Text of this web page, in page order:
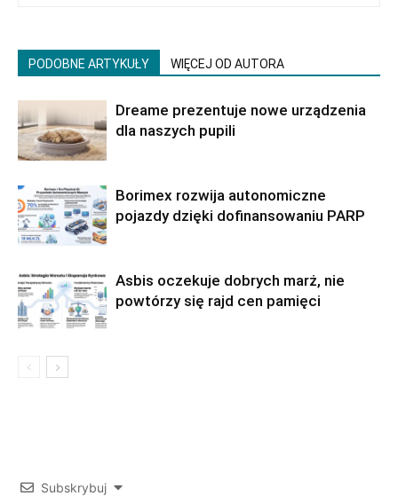
PODOBNE ARTYKUŁY WIĘCEJ OD AUTORA
Dreame prezentuje nowe urządzenia
dla naszych pupili
Borimex rozwija autonomiczne
pojazdy dzięki dofinansowaniu PARP
Asbis oczekuje dobrych marż, nie
powtórzy się rajd cen pamięci
Subskrybuj